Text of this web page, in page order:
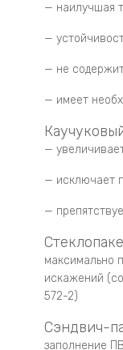
— наилучшая
—
— не
— имеет
—
— исключает
—
максимально
искажений
572-2)
Сэндвич-
заполнение